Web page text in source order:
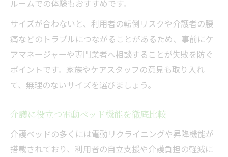
ルームでの体験もおすすめです。
サイズが合わないと、利用者の転倒リスクや介護者の腰
痛などのトラブルにつながることがあるため、事前にケ
アマネージャーや専門業者へ相談することが失敗を防ぐ
ポイントです。家族やケアスタッフの意見も取り入れ
て、無理のないサイズを選びましょう。
介護に役立つ電動ベッド機能を徹底比較
介護ベッドの多くには電動リクライニングや昇降機能が
搭載されており、利用者の自立支援や介護負担の軽減に